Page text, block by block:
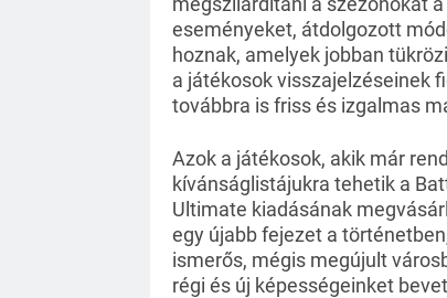
eseményeket, átdolgozott
hoznak, amelyek jobban
a játékosok visszajelzéseinek
továbbra is friss és izgalmas
Azok a játékosok, akik már
kívánságlistájukra tehetik a
Ultimate kiadásának
egy újabb fejezet a
ismerős, mégis megújult
régi és új képességeinket